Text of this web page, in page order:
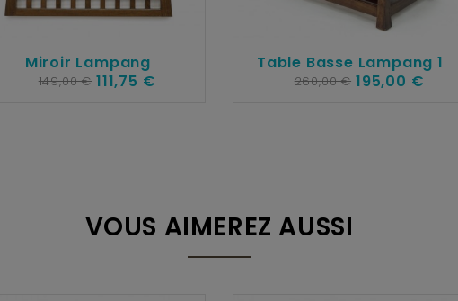
Miroir Lampang
149,00 € 111,75 €
Table Basse Lampang 1
260,00 € 195,00 €
VOUS AIMEREZ AUSSI